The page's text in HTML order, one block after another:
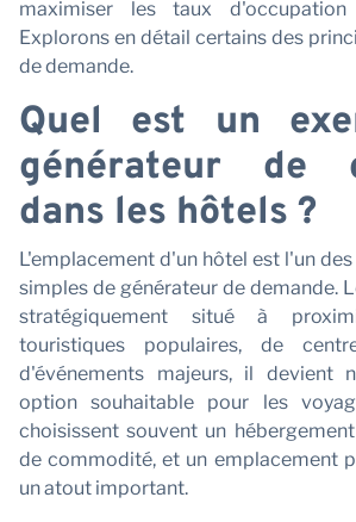
maximiser les taux
Explorons en détail certains des
de demande.
Quel est un
générateur de
dans les hôtels ?
L'emplacement d'un hôtel est l'un
simples de générateur de demande.
stratégiquement situé à
touristiques populaires, de
d'événements majeurs, il devient
option souhaitable pour les
choisissent souvent un
de commodité, et un emplacement
un atout important.